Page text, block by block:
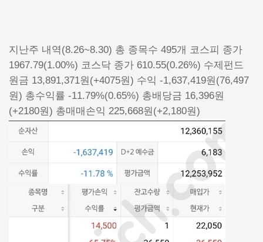
지난주 내역(8.26~8.30) 총 종목수 495개 코스피 종가
1967.79(1.00%) 코스닥 종가 610.55(0.26%) 수제펀드
원금 13,891,371원(+4075원) 수익 -1,637,419원(76,497
원) 총수익률 -11.79%(0.65%) 총배당금 16,396원
(+2180원) 총매매손익 225,668원(+2,180원)